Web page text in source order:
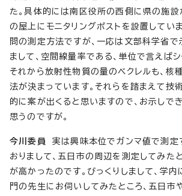
た。具体的には南区役所の西側に県の施設
の屋上にモニタリングポストを設置してい
問の測定方法ですが、一応は文部科学省で
まして、空間線量率である、単位で言えばシ
それから放射性物質の量のベクレルも、核
法が決まっています。それらを踏まえて技
的に案が出くると思いますので、お示しで
思うのですが。
今川委員 実は興味本位でガンマ値で測定
おりまして、五日市の周辺を測定してみた
が高かったのです。びっくりしまして、学
門の先生にお伺いしてみたところ、五日市